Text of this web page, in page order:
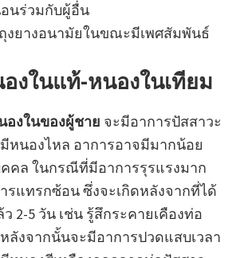
นร่วมกับผู้อื่น
งยางอนามัยในขณะมีเพศสัมพันธ์
งในแท้-หนองในเทียม
องในของผู้ชาย จะมีอาการปัสสาวะ
หนองไหล อาการอาจมีมากน้อย
คล ในกรณีที่มีอาการรุรแรงมาก
รแทรกซ้อน ซึ่งจะเกิดหลังจากที่ได้
2-5 วัน เช่น รู้สึกระคายเคืองท่อ
ลังจากนั้นจะมีอาการปวดแสบเวลา